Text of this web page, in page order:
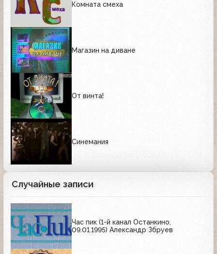
Комната смеха
Магазин на диване
От винта!
Синемания
Случайные записи
Час пик (1-й канал Останкино,
09.01.1995) Александр Збруев